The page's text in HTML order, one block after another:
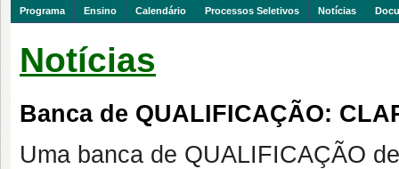
Programa Ensino Calendário Processos Seletivos Notícias
Notícias
Banca de QUALIFICAÇÃO:
Uma banca de QUALIFICAÇÃO